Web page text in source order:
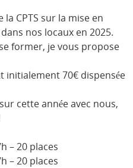
la CPTS sur la mise en
nos locaux en 2025.
former, je vous propose
initialement 70€ dispensée
cette année avec nous,
– 20 places
– 20 places